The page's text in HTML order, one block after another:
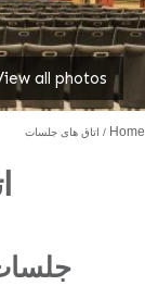
all photos
Home اتاق های جلسات